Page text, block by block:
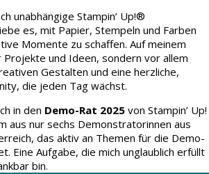
unabhängige Stampin’ Up!®
es, mit Papier, Stempeln und Farben
Momente zu schaffen. Auf meinem
Projekte und Ideen, sondern vor allem
Gestalten und eine herzliche,
die jeden Tag wächst.
in den Demo-Rat 2025 von Stampin’ Up!
aus nur sechs Demonstratorinnen aus
das aktiv an Themen für die Demo-
Eine Aufgabe, die mich unglaublich erfüllt
bin.